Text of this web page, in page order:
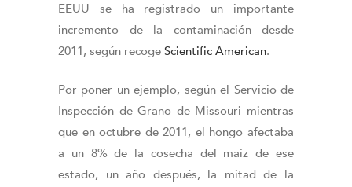
EEUU se ha registrado un importante
incremento de la contaminación desde
2011, según recoge Scientific American.
Por poner un ejemplo, según el Servicio de
Inspección de Grano de Missouri mientras
que en octubre de 2011, el hongo afectaba
a un 8% de la cosecha del maíz de ese
estado, un año después, la mitad de la